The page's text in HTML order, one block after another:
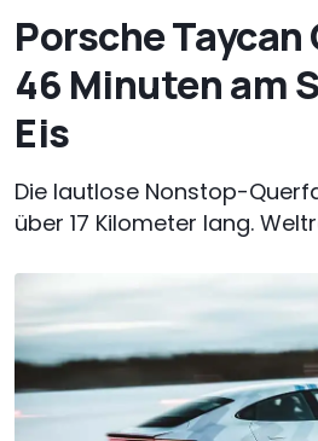
Porsche
46 Minuten am
Eis
Die lautlose Nonstop-
über 17 Kilometer lang.